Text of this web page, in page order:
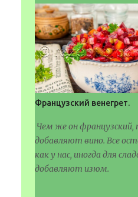
Французский венегрет.
Чем же он французский,
добавляют вино. Все
как у нас, иногда для
добавляют изюм.